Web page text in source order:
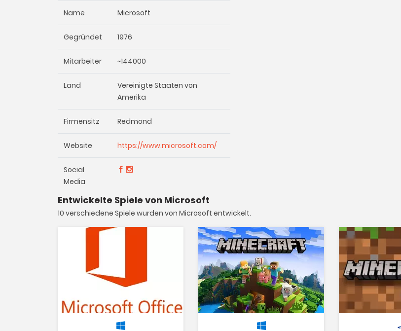
Name Microsoft
Gegründet 1976
Mitarbeiter ~144000
Land
Vereinigte Staaten von
Amerika
Firmensitz Redmond
Website https://www.microsoft.com/
Social
Media
Entwickelte Spiele von Microsoft
10 verschiedene Spiele wurden von Microsoft entwickelt.